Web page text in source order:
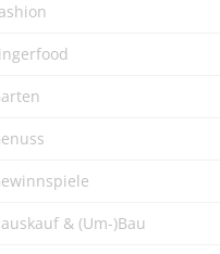
& (Um-)Bau